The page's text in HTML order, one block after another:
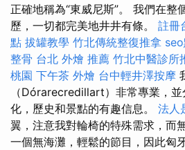
正確地稱為“東威尼斯”。 我們在整
歷，一切都完美地井井有條。 註冊
點 拔罐教學 竹北傳統整復推拿
整骨 台北 外燴 推薦 竹北中醫診所
桃園 下午茶 外燴 台中輕井澤按摩
（Dórarecredillart）非常專業，
化，歷史和景點的有趣信息。 法人
翼，注意我對輪椅的特殊需求，而
一個無海灘，輕鬆的節目，因此匈